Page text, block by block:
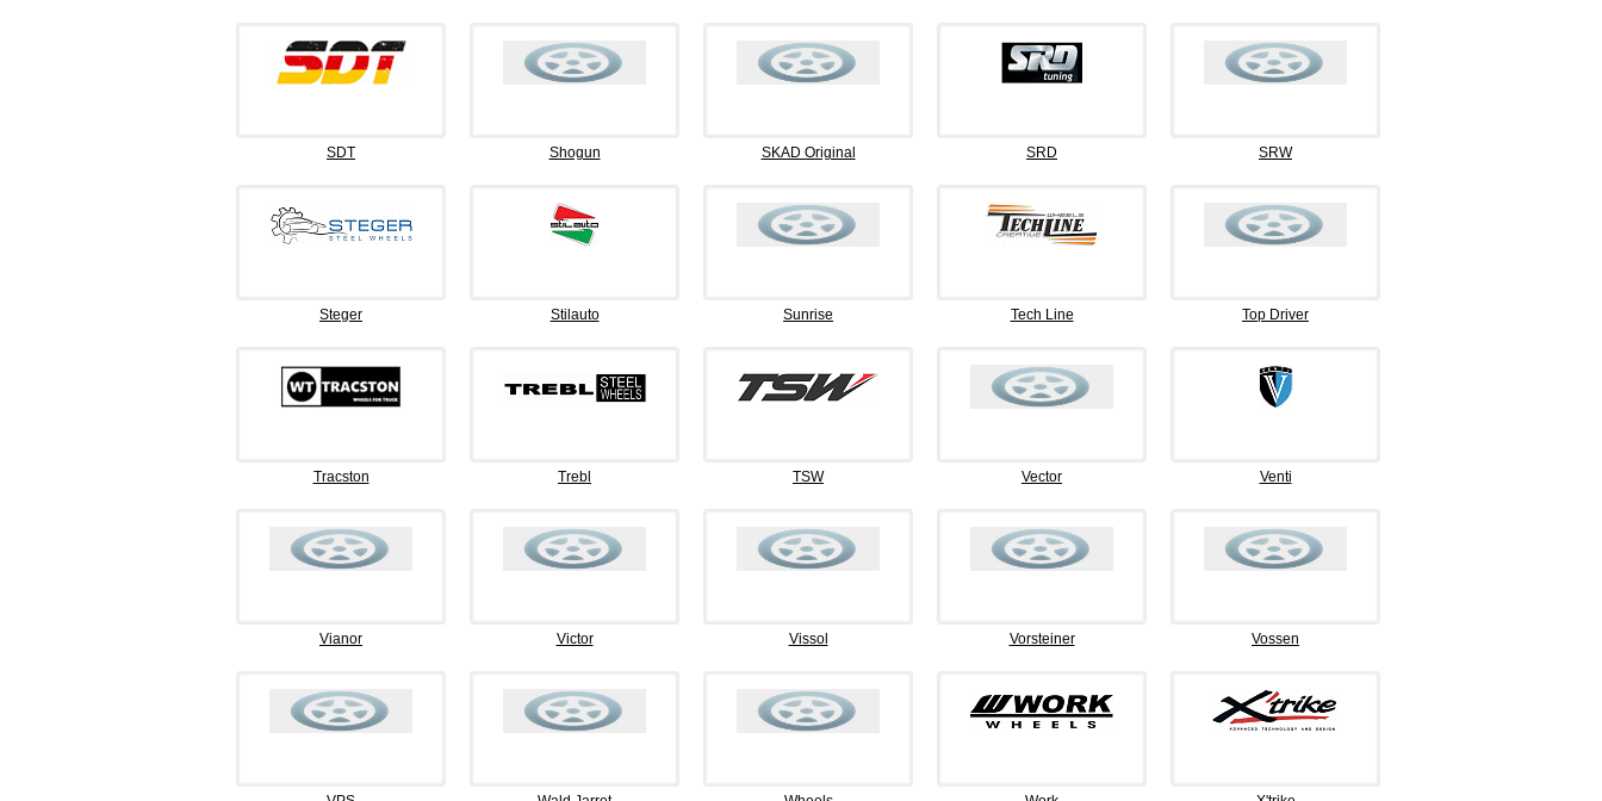
SDT Shogun SKAD Original SRD SRW
Steger Stilauto Sunrise Tech Line Top Driver
Tracston Trebl TSW Vector Venti
Vianor Victor Vissol Vorsteiner Vossen